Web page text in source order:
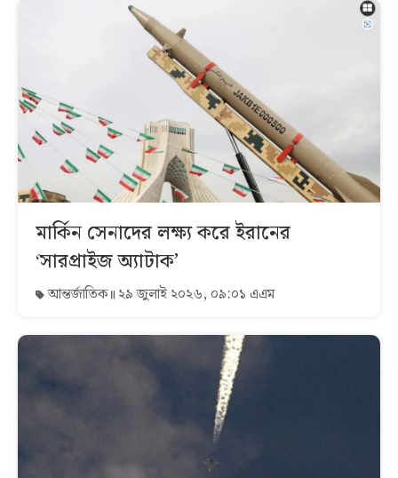
মার্কিন সেনাদের লক্ষ্য করে ইরানের
‘সারপ্রাইজ অ্যাটাক’
আন্তর্জাতিক ২৯ জুলাই ২০২৬, ০৯:০১ এএম